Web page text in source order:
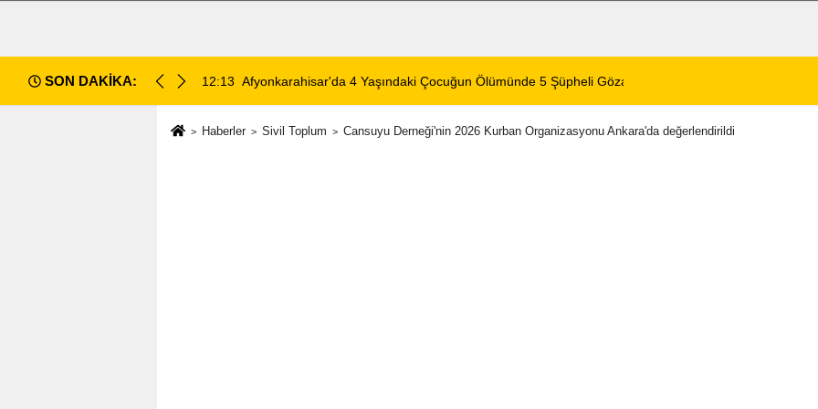
SON DAKİKA:
5 Şüpheli Gözaltına Alındı12:10 Afyon Cenaze İlanları: 6 Ağustos 2026 Perşembe
Haberler Sivil Toplum Cansuyu Derneği'nin 2026 Kurban Organizasyonu Ankara'da değerlendirildi